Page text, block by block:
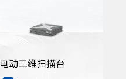
电动二维扫描台